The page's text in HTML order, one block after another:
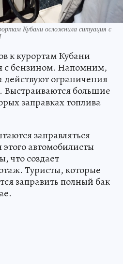
Кубани осложнила ситуация с
к курортам Кубани
с бензином. Напомним,
ограничения
Выстраиваются большие
заправках топлива
заправляться
автомобилисты
что создает
Туристы, которые
заправить полный бак